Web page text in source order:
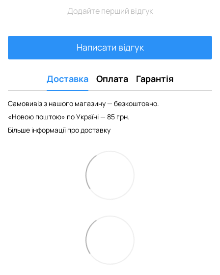
Додайте перший відгук
Написати відгук
Доставка Оплата Гарантія
Самовивіз з нашого магазину — безкоштовно.
«Новою поштою» по Україні — 85 грн.
Більше інформації про доставку